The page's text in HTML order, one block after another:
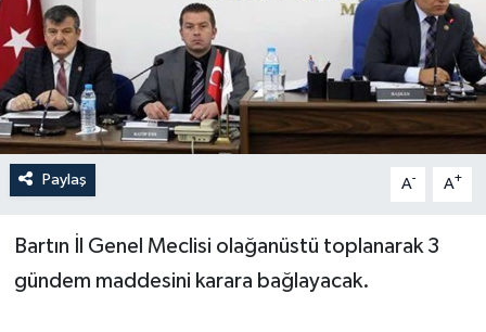
Paylaş A- A+
Bartın İl Genel Meclisi olağanüstü toplanarak 3
gündem maddesini karara bağlayacak.
Siyaset
Spor
Tarım
Turizm
Yaşam
Yerel Yönetimler